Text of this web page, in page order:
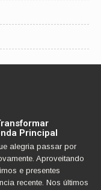
Principal
alegria passar por
Aproveitando
e presentes
recente. Nos últimos